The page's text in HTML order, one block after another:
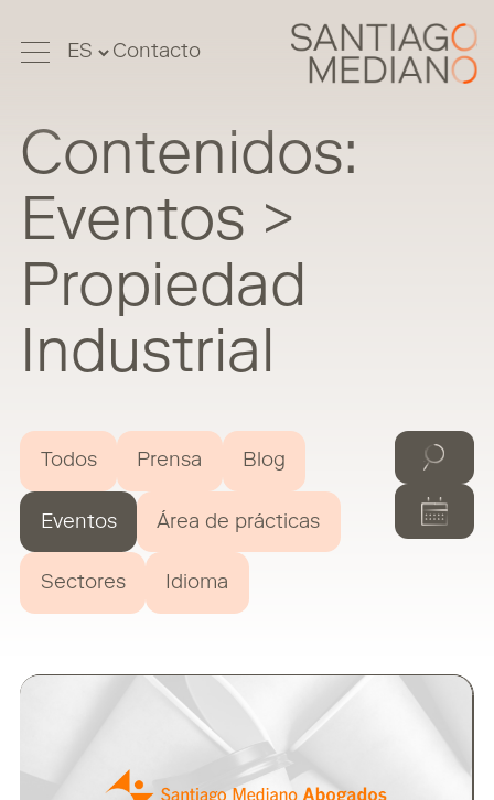
Contacto
Contenidos:
Eventos >
Propiedad
Industrial
Todos Prensa Blog
Eventos Área de prácticas
Sectores Idioma